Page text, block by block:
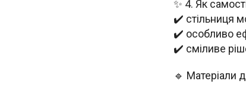
✨ 4. Як
✔️ стільниця
✔️ особливо
✔️ сміливе
🔹 Матеріали